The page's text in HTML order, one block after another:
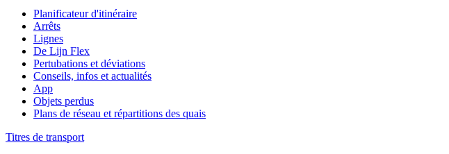
Planificateur d'itinéraire
Arrêts
Lignes
De Lijn Flex
Pertubations et déviations
Conseils, infos et actualités
App
Objets perdus
Plans de réseau et répartitions des quais
Titres de transport